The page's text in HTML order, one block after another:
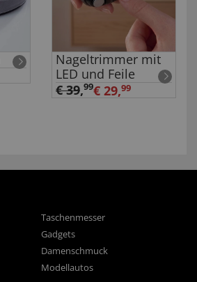
Nageltrimmer mit
LED und Feile
€ 39,99€ 29,99
Taschenmesser
Gadgets
Damenschmuck
Modellautos